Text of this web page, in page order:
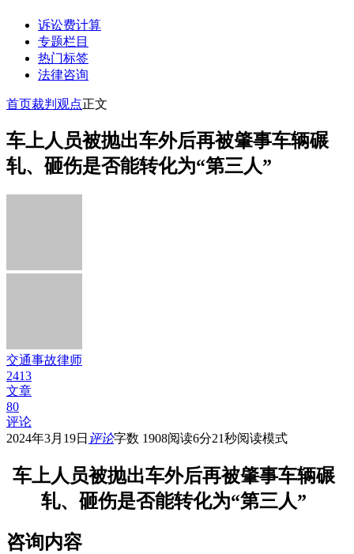
诉讼费计算
专题栏目
热门标签
法律咨询
首页裁判观点正文
车上人员被抛出车外后再被肇事车辆碾
轧、砸伤是否能转化为“第三人”
交通事故律师
2413
文章
80
评论
2024年3月19日 评论字数 1908阅读6分21秒阅读模式
车上人员被抛出车外后再被肇事车辆碾
轧、砸伤是否能转化为“第三人”
咨询内容